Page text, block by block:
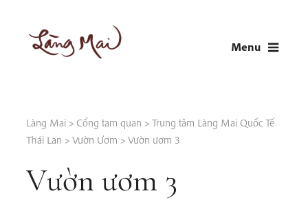
content
Menu
Làng Mai > Cổng tam quan > Trung tâm Làng Mai Quốc Tế
Thái Lan > Vườn Ươm > Vườn ươm 3
Vườn ươm 3